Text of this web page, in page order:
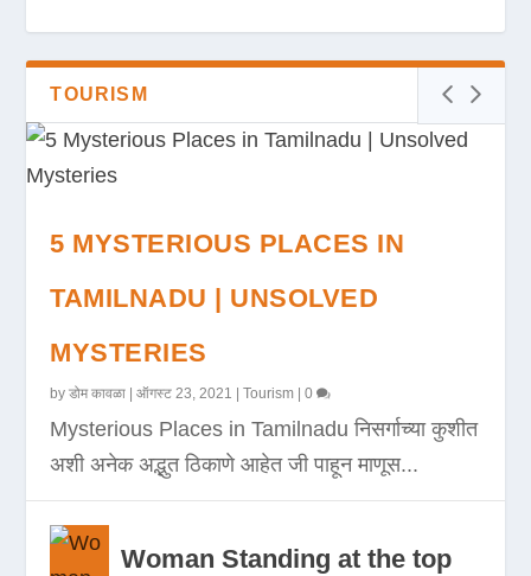
TOURISM
5 MYSTERIOUS PLACES IN
TAMILNADU | UNSOLVED
MYSTERIES
byडोम कावळा |ऑगस्ट 23, 2021 |Tourism |0
Mysterious Places in Tamilnadu निसर्गाच्या कुशीत
अशी अनेक अद्भुत ठिकाणे आहेत जी पाहून माणूस...
Woman Standing at the top